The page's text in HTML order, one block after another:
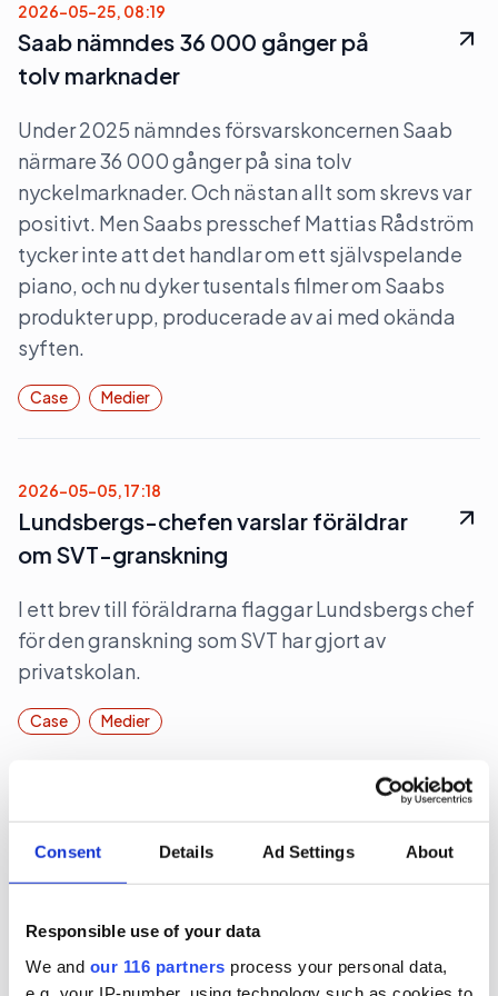
Consent Details Ad Settings About
Responsible use of your data
We and our 116 partners process your personal data,
2026-05-25, 08:19
Saab nämndes 36 000 gånger på
tolv marknader
Under 2025 nämndes försvarskoncernen Saab
närmare 36 000 gånger på sina tolv
nyckelmarknader. Och nästan allt som skrevs var
positivt. Men Saabs presschef Mattias Rådström
tycker inte att det handlar om ett självspelande
piano, och nu dyker tusentals filmer om Saabs
produkter upp, producerade av ai med okända
syften.
Case Medier
2026-05-05, 17:18
Lundsbergs-chefen varslar föräldrar
om SVT-granskning
I ett brev till föräldrarna flaggar Lundsbergs chef
för den granskning som SVT har gjort av
privatskolan.
Case Medier
Erling Haaland säljer svenska
glasögon
börjar marknadsföra ett svenskt glasögonmärke.
Case Kampanj Kundrörelser